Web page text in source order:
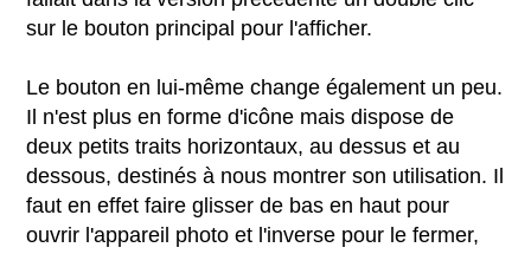
sur le bouton principal pour l'afficher.
Le bouton en lui-même change également un peu.
Il n'est plus en forme d'icône mais dispose de
deux petits traits horizontaux, au dessus et au
dessous, destinés à nous montrer son utilisation. Il
faut en effet faire glisser de bas en haut pour
ouvrir l'appareil photo et l'inverse pour le fermer,